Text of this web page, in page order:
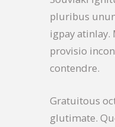
pluribus
igpay atinlay.
provisio
contendre.
Gratuitous
glutimate.